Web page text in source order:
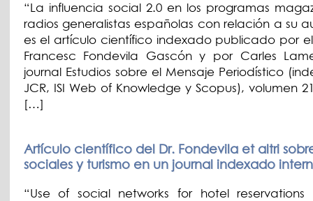
“La influencia social 2.0 en los programas
radios generalistas españolas con relación a su
es el artículo científico indexado publicado por
Francesc Fondevila Gascón y por Carles
journal Estudios sobre el Mensaje Periodístico
JCR, ISI Web of Knowledge y Scopus), volumen
[…]
Artículo científico del Dr. Fondevila et altri
sociales y turismo en un journal indexado
“Use of social networks for hotel reservations